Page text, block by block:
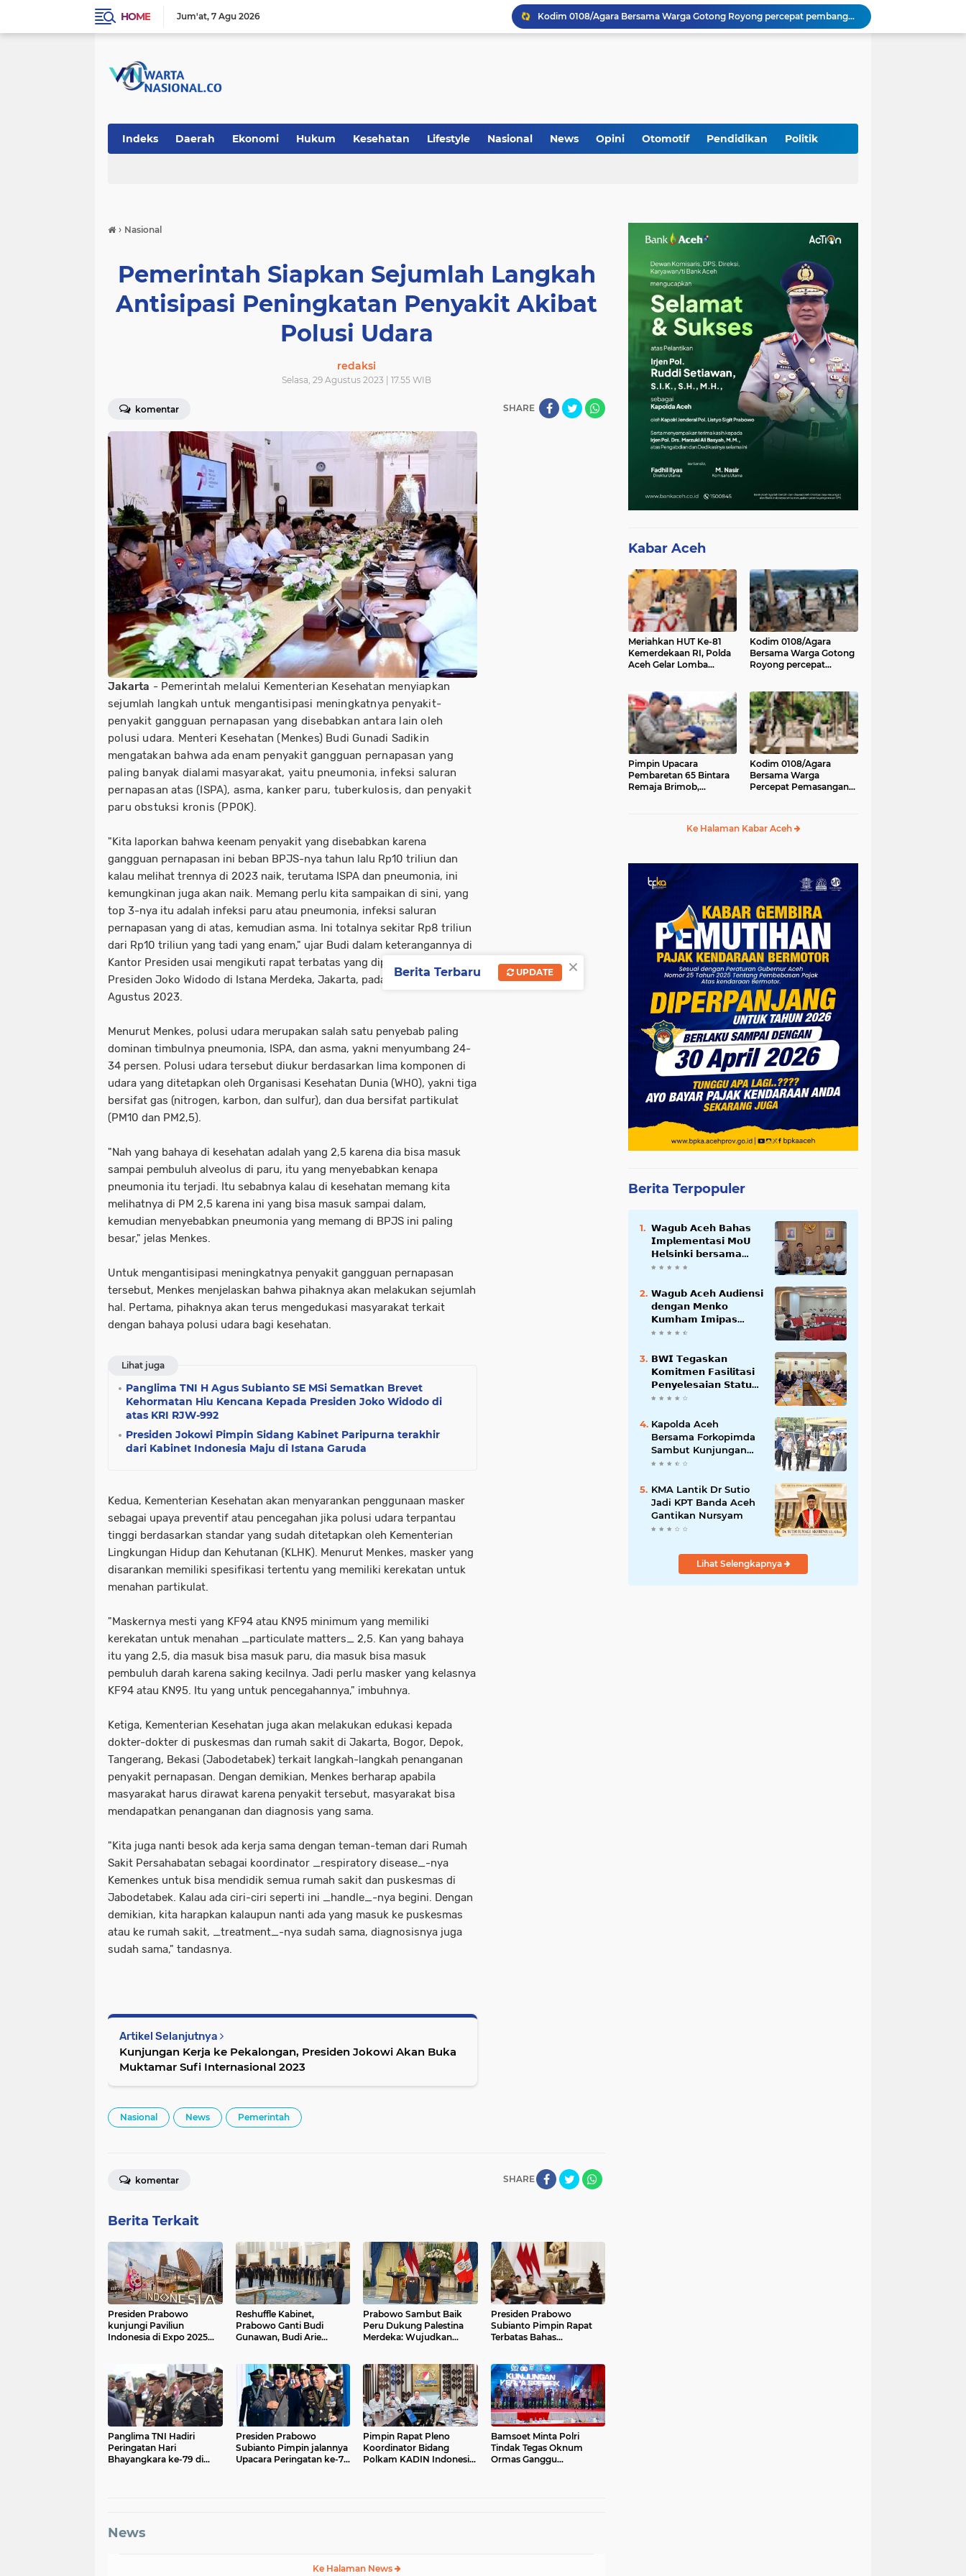
HOME Jum'at 7 Agu 2026
Babinsa Sukamakmur Tanamkan Semangat Belajar, Hadir Langsung di SMAN 1 untuk Motivasi Siswa
Jaga Stabilitas Wilayah, Koramil Montasik Intensifkan Patroli Keamanan di Desa Binaan
Perkuat Kamtibmas, Babinsa Kuta Cot Glie Aktif Komsos Ajak Warga Jaga Ketertiban Desa
Indeks Daerah Ekonomi Hukum Kesehatan Lifestyle Nasional News Opini Otomotif Pendidikan Politik
› Nasional
Pemerintah Siapkan Sejumlah Langkah
Antisipasi Peningkatan Penyakit Akibat
Polusi Udara
redaksi
Selasa, 29 Agustus 2023 | 17.55 WIB
komentar SHARE
Jakarta - Pemerintah melalui Kementerian Kesehatan menyiapkan
sejumlah langkah untuk mengantisipasi meningkatnya penyakit-
penyakit gangguan pernapasan yang disebabkan antara lain oleh
polusi udara. Menteri Kesehatan (Menkes) Budi Gunadi Sadikin
mengatakan bahwa ada enam penyakit gangguan pernapasan yang
paling banyak dialami masyarakat, yaitu pneumonia, infeksi saluran
pernapasan atas (ISPA), asma, kanker paru, tuberkulosis, dan penyakit
paru obstuksi kronis (PPOK).
"Kita laporkan bahwa keenam penyakit yang disebabkan karena
gangguan pernapasan ini beban BPJS-nya tahun lalu Rp10 triliun dan
kalau melihat trennya di 2023 naik, terutama ISPA dan pneumonia, ini
kemungkinan juga akan naik. Memang perlu kita sampaikan di sini, yang
top 3-nya itu adalah infeksi paru atau pneumonia, infeksi saluran
pernapasan yang di atas, kemudian asma. Ini totalnya sekitar Rp8 triliun
dari Rp10 triliun yang tadi yang enam," ujar Budi dalam keterangannya di
Kantor Presiden usai mengikuti rapat terbatas yang dipimpin oleh
Presiden Joko Widodo di Istana Merdeka, Jakarta, pada Senin, 28
Agustus 2023.
Menurut Menkes, polusi udara merupakan salah satu penyebab paling
dominan timbulnya pneumonia, ISPA, dan asma, yakni menyumbang 24-
34 persen. Polusi udara tersebut diukur berdasarkan lima komponen di
udara yang ditetapkan oleh Organisasi Kesehatan Dunia (WHO), yakni tiga
bersifat gas (nitrogen, karbon, dan sulfur), dan dua bersifat partikulat
(PM10 dan PM2,5).
"Nah yang bahaya di kesehatan adalah yang 2,5 karena dia bisa masuk
sampai pembuluh alveolus di paru, itu yang menyebabkan kenapa
pneumonia itu terjadi. Itu sebabnya kalau di kesehatan memang kita
melihatnya di PM 2,5 karena ini yang bisa masuk sampai dalam,
kemudian menyebabkan pneumonia yang memang di BPJS ini paling
besar," jelas Menkes.
Untuk mengantisipasi meningkatnya penyakit gangguan pernapasan
tersebut, Menkes menjelaskan bahwa pihaknya akan melakukan sejumlah
hal. Pertama, pihaknya akan terus mengedukasi masyarakat terkait
dengan bahaya polusi udara bagi kesehatan.
Lihat juga
Panglima TNI H Agus Subianto SE MSi Sematkan Brevet
Kehormatan Hiu Kencana Kepada Presiden Joko Widodo di
atas KRI RJW-992
Presiden Jokowi Pimpin Sidang Kabinet Paripurna terakhir
dari Kabinet Indonesia Maju di Istana Garuda
Kedua, Kementerian Kesehatan akan menyarankan penggunaan masker
sebagai upaya preventif atau pencegahan jika polusi udara terpantau
tinggi berdasarkan standar yang sudah ditetapkan oleh Kementerian
Lingkungan Hidup dan Kehutanan (KLHK). Menurut Menkes, masker yang
disarankan memiliki spesifikasi tertentu yang memiliki kerekatan untuk
menahan partikulat.
"Maskernya mesti yang KF94 atau KN95 minimum yang memiliki
kerekatan untuk menahan _particulate matters_ 2,5. Kan yang bahaya
itu yang 2,5, dia masuk bisa masuk paru, dia masuk bisa masuk
pembuluh darah karena saking kecilnya. Jadi perlu masker yang kelasnya
KF94 atau KN95. Itu yang untuk pencegahannya," imbuhnya.
Ketiga, Kementerian Kesehatan juga akan melakukan edukasi kepada
dokter-dokter di puskesmas dan rumah sakit di Jakarta, Bogor, Depok,
Tangerang, Bekasi (Jabodetabek) terkait langkah-langkah penanganan
penyakit pernapasan. Dengan demikian, Menkes berharap apabila
masyarakat harus dirawat karena penyakit tersebut, masyarakat bisa
mendapatkan penanganan dan diagnosis yang sama.
"Kita juga nanti besok ada kerja sama dengan teman-teman dari Rumah
Sakit Persahabatan sebagai koordinator _respiratory disease_-nya
Kemenkes untuk bisa mendidik semua rumah sakit dan puskesmas di
Jabodetabek. Kalau ada ciri-ciri seperti ini _handle_-nya begini. Dengan
demikian, kita harapkan kalaupun nanti ada yang masuk ke puskesmas
atau ke rumah sakit, _treatment_-nya sudah sama, diagnosisnya juga
sudah sama," tandasnya.
Artikel Selanjutnya
Kunjungan Kerja ke Pekalongan, Presiden Jokowi Akan Buka
Muktamar Sufi Internasional 2023
Nasional News Pemerintah
SHARE
komentar
Berita Terkait
Presiden Prabowo
kunjungi Paviliun
Indonesia di Expo 2025
Reshuffle Kabinet,
Prabowo Ganti Budi
Gunawan, Budi Arie
Prabowo Sambut Baik
Peru Dukung Palestina
Merdeka: Wujudkan
Presiden Prabowo
Subianto Pimpin Rapat
Terbatas Bahas
Menteri Kabinet
Panglima TNI Hadiri
Peringatan Hari
Bhayangkara ke-79 di
Presiden Prabowo
Subianto Pimpin jalannya
Upacara Peringatan ke-79
Pimpin Rapat Pleno
Koordinator Bidang
Polkam KADIN Indonesia,
Bamsoet Minta Polri
Tindak Tegas Oknum
Ormas Ganggu
News
Ke Halaman News
Kabar Aceh
Meriahkan HUT Ke-81
Kemerdekaan RI, Polda
Aceh Gelar Lomba
Kodim 0108/Agara
Bersama Warga Gotong
Royong percepat
Desa Gulo Aceh
Tenggara
Pimpin Upacara
Pembaretan 65 Bintara
Remaja Brimob,
Kodim 0108/Agara
Bersama Warga
Percepat Pemasangan
Ke Halaman Kabar Aceh
Berita Terpopuler
𝗪𝗮𝗴𝘂𝗯 𝗔𝗰𝗲𝗵 𝗕𝗮𝗵𝗮𝘀
𝗜𝗺𝗽𝗹𝗲𝗺𝗲𝗻𝘁𝗮𝘀𝗶 𝗠𝗼𝗨
𝗛𝗲𝗹𝘀𝗶𝗻𝗸𝗶 𝗯𝗲𝗿𝘀𝗮𝗺𝗮
𝗦𝗲𝗸𝗿𝗲𝘁𝗮𝗿𝗶𝗮𝘁 𝗡𝗲𝗴𝗮𝗿𝗮
𝗪𝗮𝗴𝘂𝗯 𝗔𝗰𝗲𝗵 𝗔𝘂𝗱𝗶𝗲𝗻𝘀𝗶
𝗱𝗲𝗻𝗴𝗮𝗻 𝗠𝗲𝗻𝗸𝗼
𝗞𝘂𝗺𝗵𝗮𝗺 𝗜𝗺𝗶𝗽𝗮𝘀
𝗧𝗲𝗿𝗸𝗮𝗶𝘁 𝗦𝘁𝗮𝘁𝘂𝘀 𝗪𝗮𝗸𝗮𝗳
𝗕𝗪𝗜 𝗧𝗲𝗴𝗮𝘀𝗸𝗮𝗻
𝗞𝗼𝗺𝗶𝘁𝗺𝗲𝗻 𝗙𝗮𝘀𝗶𝗹𝗶𝘁𝗮𝘀𝗶
𝗣𝗲𝗻𝘆𝗲𝗹𝗲𝘀𝗮𝗶𝗮𝗻 𝗦𝘁𝗮𝘁𝘂𝘀
𝗪𝗮𝗸𝗮𝗳 𝗕𝗹𝗮𝗻𝗴 𝗣𝗮𝗱𝗮𝗻𝗴
Kapolda Aceh
Bersama Forkopimda
Sambut Kunjungan
Kerja Wakil Presiden
Bireuen
KMA Lantik Dr Sutio
Jadi KPT Banda Aceh
Gantikan Nursyam
Lihat Selengkapnya
×
Berita Terbaru UPDATE